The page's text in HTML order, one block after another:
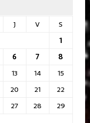
J V
S
1
6 7
8
13 14
15
20 21
22
27 28
29